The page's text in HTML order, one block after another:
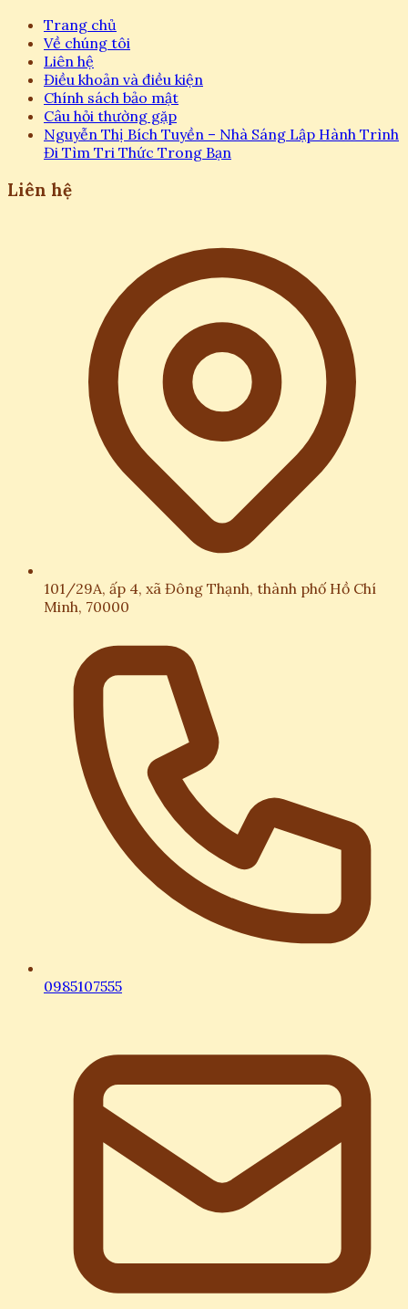
Trang chủ
Về chúng tôi
Liên hệ
Điều khoản và điều kiện
Chính sách bảo mật
Câu hỏi thường gặp
Nguyễn Thị Bích Tuyền – Nhà Sáng Lập Hành Trình
Đi Tìm Tri Thức Trong Bạn
Liên hệ
101/29A, ấp 4, xã Đông Thạnh, thành phố Hồ Chí
Minh, 70000
0985107555